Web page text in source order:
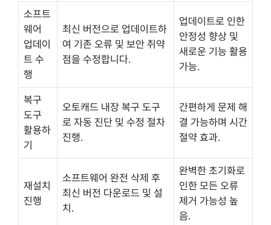
소프트
웨어
업데이
트 수
행
최신 버전으로 업데이트하
여 기존 오류 및 보안 취약
점을 수정합니다.
업데이트로 인한
안정성 향상 및
새로운 기능 활용
가능.
복구
도구
활용하
기
오토캐드 내장 복구 도구
로 자동 진단 및 수정 절차
진행.
간편하게 문제 해
결 가능하며 시간
절약 효과.
재설치
진행
소프트웨어 완전 삭제 후
최신 버전 다운로드 및 설
치.
완벽한 초기화로
인한 모든 오류
제거 가능성 높
음.